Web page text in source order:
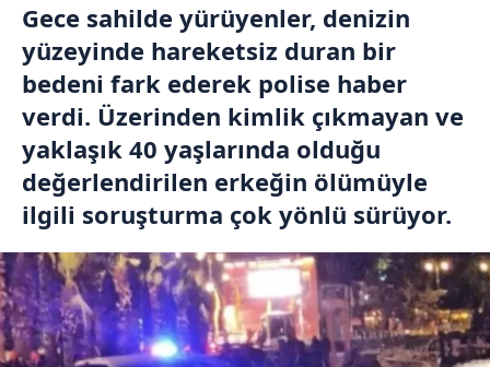
Gece sahilde yürüyenler, denizin
yüzeyinde hareketsiz duran bir
bedeni fark ederek polise haber
verdi. Üzerinden kimlik çıkmayan ve
yaklaşık 40 yaşlarında olduğu
değerlendirilen erkeğin ölümüyle
ilgili soruşturma çok yönlü sürüyor.